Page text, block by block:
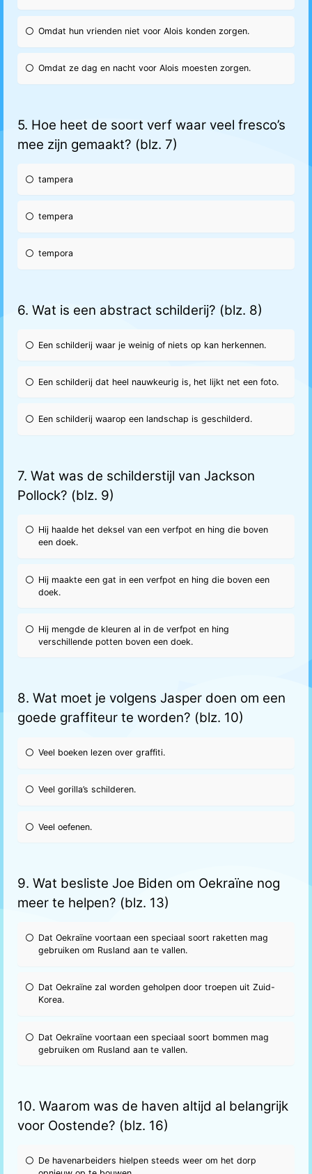
Omdat hun vrienden niet voor Alois konden zorgen.
Omdat ze dag en nacht voor Alois moesten zorgen.
5. Hoe heet de soort verf waar veel fresco’s
mee zijn gemaakt? (blz. 7)
tampera
tempera
tempora
6. Wat is een abstract schilderij? (blz. 8)
Een schilderij waar je weinig of niets op kan herkennen.
Een schilderij dat heel nauwkeurig is, het lijkt net een foto.
Een schilderij waarop een landschap is geschilderd.
7. Wat was de schilderstijl van Jackson
Pollock? (blz. 9)
Hij haalde het deksel van een verfpot en hing die boven
een doek.
Hij maakte een gat in een verfpot en hing die boven een
doek.
Hij mengde de kleuren al in de verfpot en hing
verschillende potten boven een doek.
8. Wat moet je volgens Jasper doen om een
goede graffiteur te worden? (blz. 10)
Veel boeken lezen over graffiti.
Veel gorilla’s schilderen.
Veel oefenen.
9. Wat besliste Joe Biden om Oekraïne nog
meer te helpen? (blz. 13)
Dat Oekraïne voortaan een speciaal soort raketten mag
gebruiken om Rusland aan te vallen.
Dat Oekraïne zal worden geholpen door troepen uit Zuid-
Korea.
Dat Oekraïne voortaan een speciaal soort bommen mag
gebruiken om Rusland aan te vallen.
10. Waarom was de haven altijd al belangrijk
voor Oostende? (blz. 16)
De havenarbeiders hielpen steeds weer om het dorp